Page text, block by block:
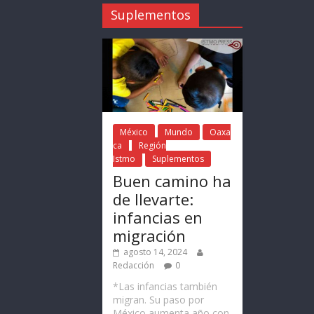
Suplementos
México Mundo
Oaxa
ca
Región
Istmo
Suplementos
Buen camino ha
de llevarte:
infancias en
migración
agosto 14, 2024
Redacción
0
*Las infancias también
migran. Su paso por